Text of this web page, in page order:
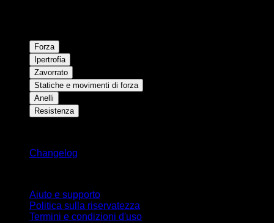
Forza
Ipertrofia
Zavorrato
Statiche e movimenti di forza
Anelli
Resistenza
Changelog
Aiuto e supporto
Politica sulla riservatezza
Termini e condizioni d'uso